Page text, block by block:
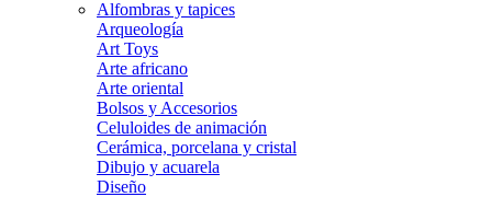
Alfombras y tapices
Arqueología
Art Toys
Arte africano
Arte oriental
Bolsos y Accesorios
Celuloides de animación
Cerámica, porcelana y cristal
Dibujo y acuarela
Diseño